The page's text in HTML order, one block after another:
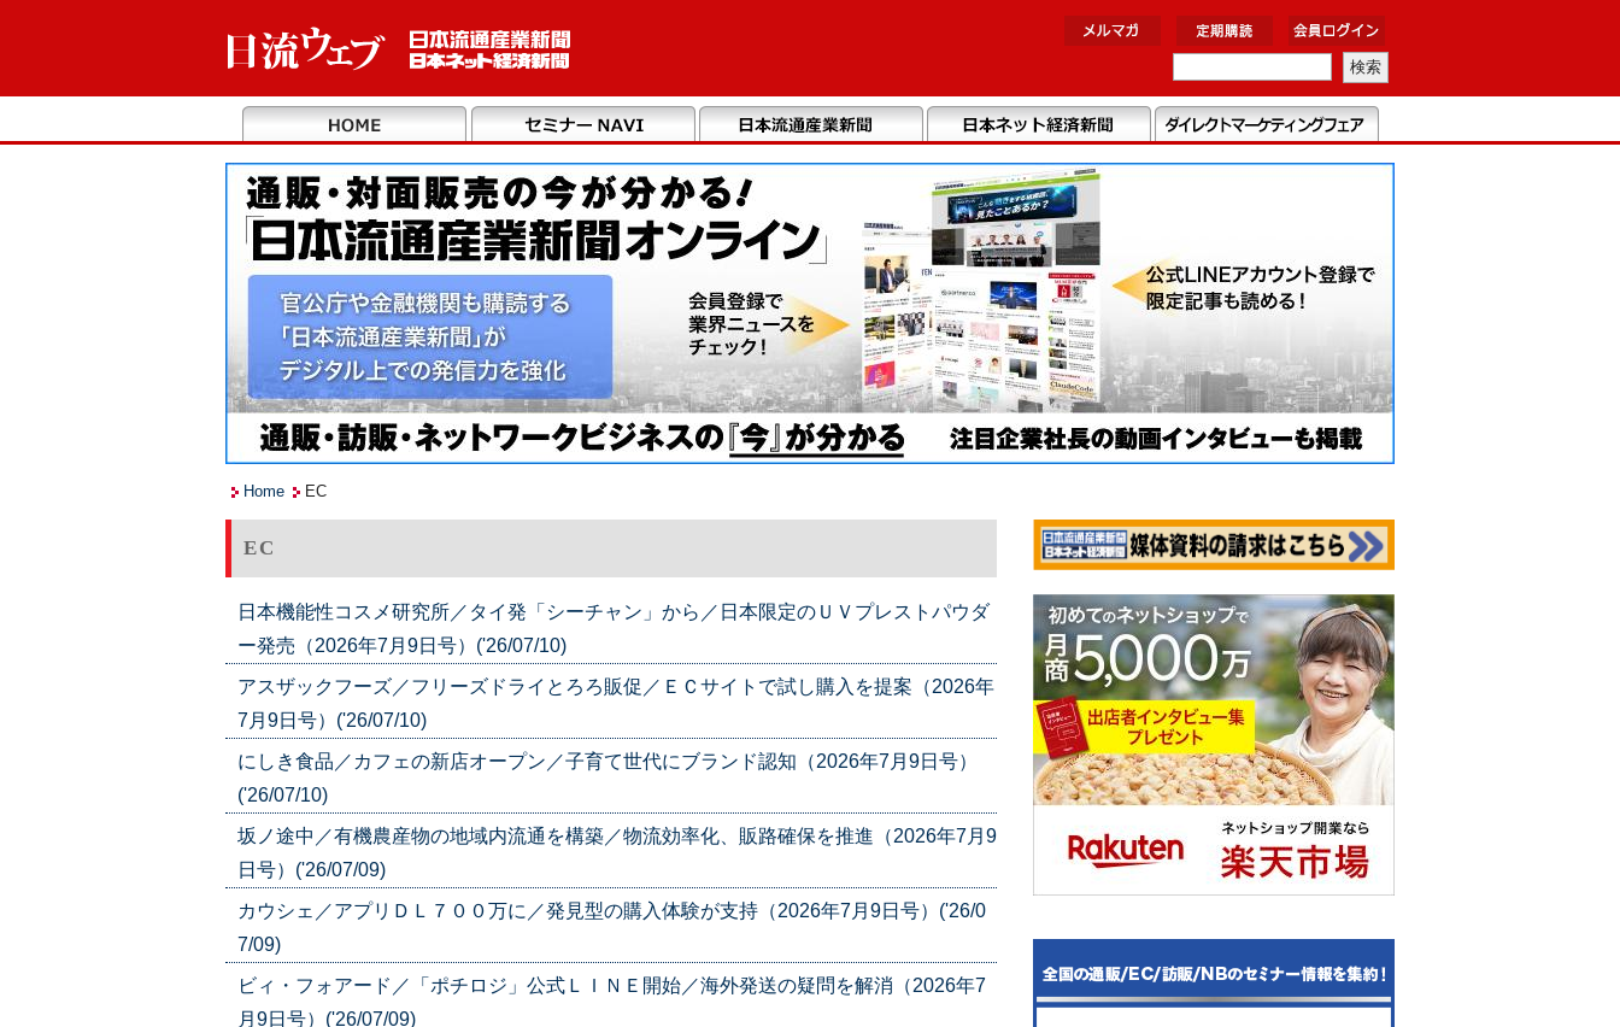
Home EC
EC
日本機能性コスメ研究所／タイ発「シーチャン」から／日本限定のＵＶプレストパウダ
ー発売（2026年7月9日号）('26/07/10)
アスザックフーズ／フリーズドライとろろ販促／ＥＣサイトで試し購入を提案（2026年
7月9日号）('26/07/10)
にしき食品／カフェの新店オープン／子育て世代にブランド認知（2026年7月9日号）
('26/07/10)
坂ノ途中／有機農産物の地域内流通を構築／物流効率化、販路確保を推進（2026年7月9
日号）('26/07/09)
カウシェ／アプリＤＬ７００万に／発見型の購入体験が支持（2026年7月9日号）('26/0
7/09)
ビィ・フォアード／「ポチロジ」公式ＬＩＮＥ開始／海外発送の疑問を解消（2026年7
月9日号）('26/07/09)